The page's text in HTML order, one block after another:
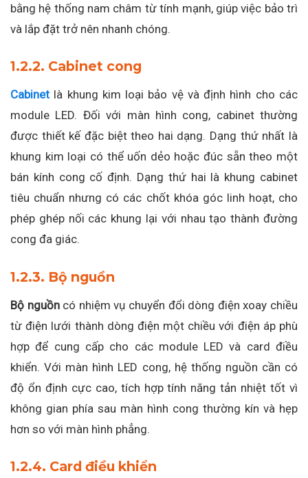
bằng hệ thống nam châm từ tính mạnh, giúp việc bảo trì
và lắp đặt trở nên nhanh chóng.
1.2.2. Cabinet cong
Cabinet là khung kim loại bảo vệ và định hình cho các
module LED. Đối với màn hình cong, cabinet thường
được thiết kế đặc biệt theo hai dạng. Dạng thứ nhất là
khung kim loại có thể uốn dẻo hoặc đúc sẵn theo một
bán kính cong cố định. Dạng thứ hai là khung cabinet
tiêu chuẩn nhưng có các chốt khóa góc linh hoạt, cho
phép ghép nối các khung lại với nhau tạo thành đường
cong đa giác.
1.2.3. Bộ nguồn
Bộ nguồncó nhiệm vụ chuyển đổi dòng điện xoay chiều
từ điện lưới thành dòng điện một chiều với điện áp phù
hợp để cung cấp cho các module LED và card điều
khiển. Với màn hình LED cong, hệ thống nguồn cần có
độ ổn định cực cao, tích hợp tính năng tản nhiệt tốt vì
không gian phía sau màn hình cong thường kín và hẹp
hơn so với màn hình phẳng.
1.2.4. Card điều khiển